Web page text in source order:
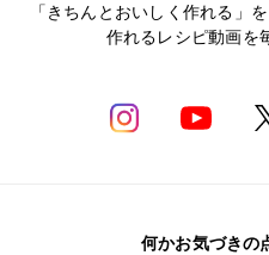
「きちんとおいしく作れる」
作れるレシピ動画を
何かお気づきの